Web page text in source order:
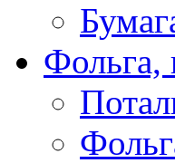
Фольга,